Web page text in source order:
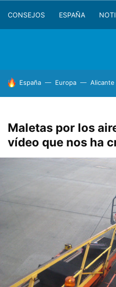
CONSEJOS ESPAÑA
HOY SE HABLA DE
España Europa Alicante
Maletas por los
vídeo que nos ha